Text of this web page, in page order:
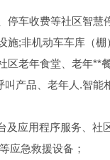
车收费等社区智慧
;非机动车车库（棚
老年食堂、老年**
产品、老年人.智能
应用程序服务、社
应急救援设备；